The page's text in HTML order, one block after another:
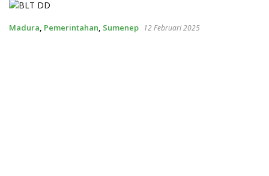
Madura, Pemerintahan, Sumenep 12 Februari 2025